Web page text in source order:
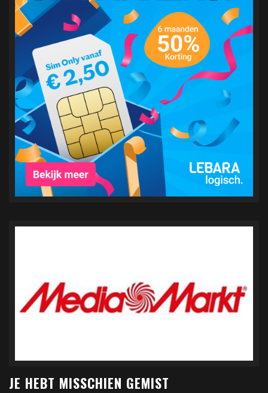
JE HEBT MISSCHIEN GEMIST